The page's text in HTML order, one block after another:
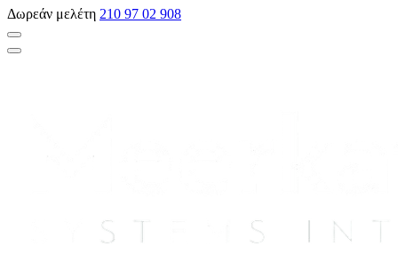
Δωρεάν μελέτη 210 97 02 908